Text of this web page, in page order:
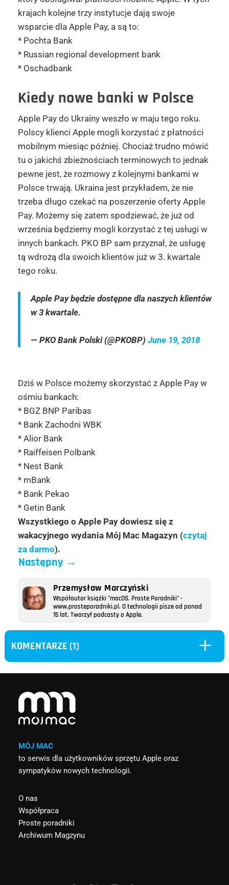
krajach kolejne trzy instytucje dają swoje
wsparcie dla Apple Pay, a są to:
* Pochta Bank
* Russian regional development bank
* Oschadbank
Kiedy nowe banki w Polsce
Apple Pay do Ukrainy weszło w maju tego roku.
Polscy klienci Apple mogli korzystać z płatności
mobilnym miesiąc później. Chociaż trudno mówić
tu o jakichś zbieżnościach terminowych to jednak
pewne jest, że rozmowy z kolejnymi bankami w
Polsce trwają. Ukraina jest przykładem, że nie
trzeba długo czekać na poszerzenie oferty Apple
Pay. Możemy się zatem spodziewać, że już od
września będziemy mogli korzystać z tej usługi w
innych bankach. PKO BP sam przyznał, że usługę
tą wdrożą dla swoich klientów już w 3. kwartale
tego roku.
Apple Pay będzie dostępne dla naszych klientów
w 3 kwartale.
— PKO Bank Polski (@PKOBP) June 19, 2018
Dziś w Polsce możemy skorzystać z Apple Pay w
ośmiu bankach:
* BGZ BNP Paribas
* Bank Zachodni WBK
* Alior Bank
* Raiffeisen Polbank
* Nest Bank
* mBank
* Bank Pekao
* Getin Bank
Wszystkiego o Apple Pay dowiesz się z
wakacyjnego wydania Mój Mac Magazyn (czytaj
za darmo).
Następny→
Przemysław Marczyński
Współautor książki "macOS. Proste Poradniki" -
www.prosteporadniki.pl. O technologii pisze od ponad
15 lat. Tworzył podcasty o Apple.
KOMENTARZE (1) L
MÓJ MAC
to serwis dla użytkowników sprzętu Apple oraz
sympatyków nowych technologii.
O nas
Współpraca
Proste poradniki
Archiwum Magzynu